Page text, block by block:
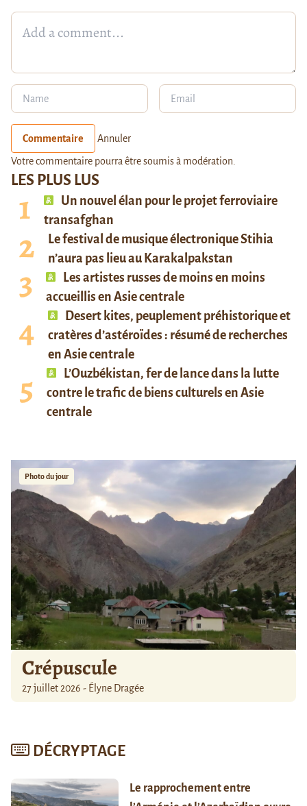
LES PLUS LUS
Un nouvel élan pour le projet ferroviaire
transafghan
Le festival de musique électronique Stihia
n’aura pas lieu au Karakalpakstan
Les artistes russes de moins en moins
accueillis en Asie centrale
Desert kites, peuplement préhistorique et
cratères d’astéroïdes : résumé de recherches
en Asie centrale
L’Ouzbékistan, fer de lance dans la lutte
contre le trafic de biens culturels en Asie
centrale
Photo du jour
Crépuscule
27 juillet 2026 - Élyne Dragée
DÉCRYPTAGE
Le rapprochement entre
Commentaire Annuler
Votre commentaire pourra être soumis à modération.